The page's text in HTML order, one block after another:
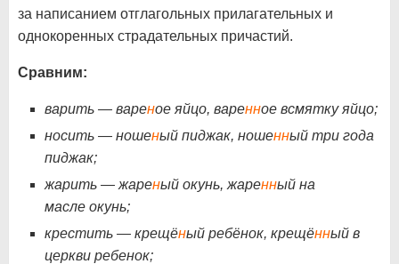
за написанием отглагольных прилагательных и
однокоренных страдательных причастий.
Сравним:
варить — вареное яйцо, варенное всмятку яйцо;
носить — ношеный пиджак, ношенный три года
пиджак;
жарить — жареный окунь, жаренный на
масле окунь;
крестить — крещёный ребёнок, крещённый в
церкви ребенок;